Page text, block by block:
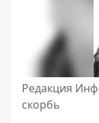
Редакция
скорбь